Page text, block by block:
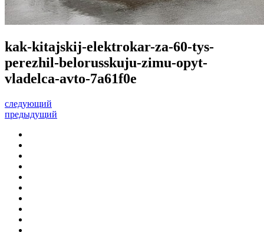
kak-kitajskij-elektrokar-za-60-tys-
perezhil-belorusskuju-zimu-opyt-
vladelca-avto-7a61f0e
следующий
предыдущий